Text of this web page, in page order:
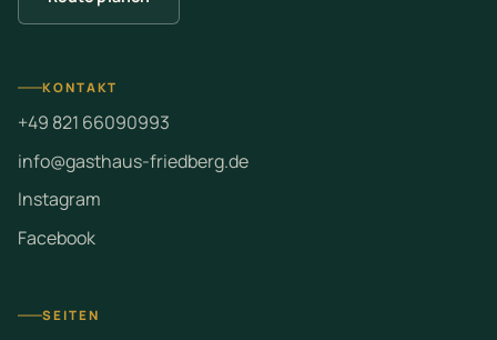
KONTAKT
+49 821 66090993
info@gasthaus-friedberg.de
Instagram
Facebook
SEITEN